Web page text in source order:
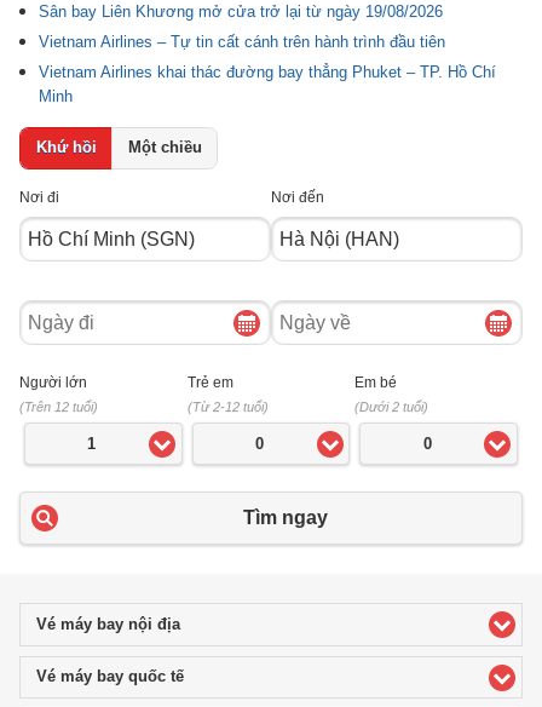
Sân bay Liên Khương mở cửa trở lại từ ngày 19/08/2026
Vietnam Airlines – Tự tin cất cánh trên hành trình đầu tiên
Vietnam Airlines khai thác đường bay thẳng Phuket – TP. Hồ Chí
Minh
Khứ hồi Một chiều
Nơi đi Nơi đến
Ngày
đi
Ngày
về
Người lớn
(Trên 12 tuổi)
1
Trẻ em
(Từ 2-12 tuổi)
0
Em bé
(Dưới 2 tuổi)
0
Tìm ngay
Vé máy bay nội địaclick to expand contents
Vé máy bay quốc tếclick to expand contents